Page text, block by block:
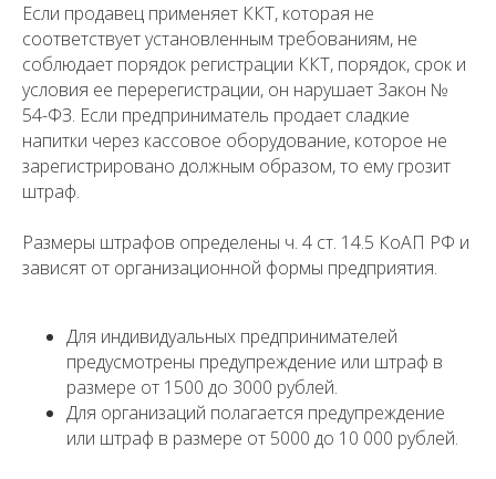
Если продавец применяет ККТ, которая не
соответствует установленным требованиям, не
соблюдает порядок регистрации ККТ, порядок, срок и
условия ее перерегистрации, он нарушает Закон №
54-ФЗ. Если предприниматель продает сладкие
напитки через кассовое оборудование, которое не
зарегистрировано должным образом, то ему грозит
штраф.
Размеры штрафов определены ч. 4 ст. 14.5 КоАП РФ и
зависят от организационной формы предприятия.
Для индивидуальных предпринимателей
предусмотрены предупреждение или штраф в
размере от 1500 до 3000 рублей.
Для организаций полагается предупреждение
или штраф в размере от 5000 до 10 000 рублей.